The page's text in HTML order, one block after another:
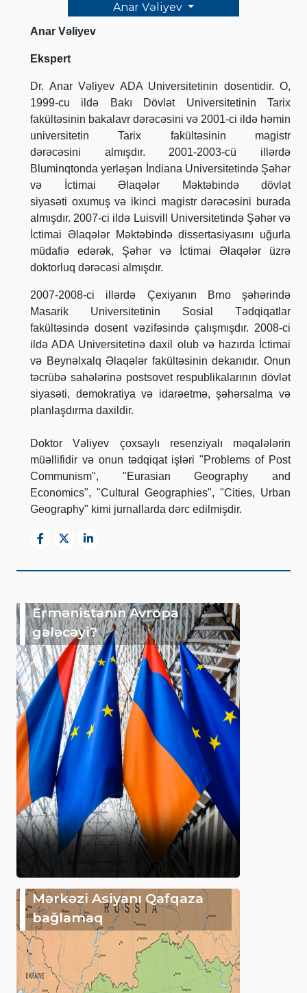
Anar Vəliyev
Anar Vəliyev
Ekspert
Dr. Anar Vəliyev ADA Universitetinin dosentidir. O,
1999-cu ildə Bakı Dövlət Universitetinin Tarix
fakültəsinin bakalavr dərəcəsini və 2001-ci ildə həmin
universitetin Tarix fakültəsinin magistr
dərəcəsini almışdır. 2001-2003-cü illərdə
Bluminqtonda yerləşən İndiana Universitetində Şəhər
və İctimai Əlaqələr Məktəbində dövlət
siyasəti oxumuş və ikinci magistr dərəcəsini burada
almışdır. 2007-ci ildə Luisvill Universitetində Şəhər və
İctimai Əlaqələr Məktəbində dissertasiyasını uğurla
müdafiə edərək, Şəhər və İctimai Əlaqələr üzrə
doktorluq dərəcəsi almışdır.
2007-2008-ci illərdə Çexiyanın Brno şəhərində
Masarik Universitetinin Sosial Tədqiqatlar
fakültəsində dosent vəzifəsində çalışmışdır. 2008-ci
ildə ADA Universitetinə daxil olub və hazırda İctimai
və Beynəlxalq Əlaqələr fakültəsinin dekanıdır. Onun
təcrübə sahələrinə postsovet respublikalarının dövlət
siyasəti, demokratiya və idarəetmə, şəhərsalma və
planlaşdırma daxildir.
Doktor Vəliyev çoxsaylı resenziyalı məqalələrin
müəllifidir və onun tədqiqat işləri "Problems of Post
Communism", "Eurasian Geography and
Economics", "Cultural Geographies", "Cities, Urban
Geography" kimi jurnallarda dərc edilmişdir.
Ermənistanın Avropa
gələcəyi?
Mərkəzi Asiyanı Qafqaza
bağlamaq